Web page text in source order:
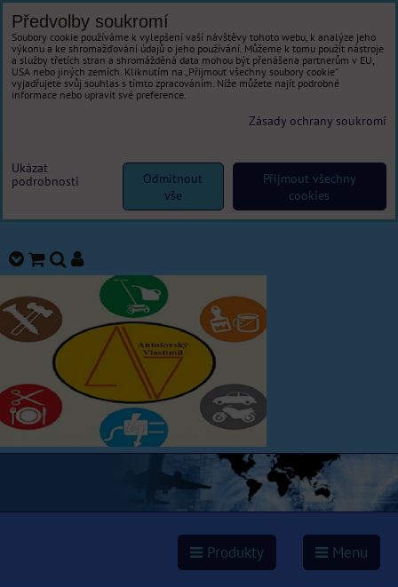
Produkty Menu
Předvolby soukromí
Soubory cookie používáme k vylepšení vaší návštěvy tohoto webu, k analýze jeho
výkonu a ke shromažďování údajů o jeho používání. Můžeme k tomu použít nástroje
a služby třetích stran a shromážděná data mohou být přenášena partnerům v EU,
USA nebo jiných zemích. Kliknutím na „Přijmout všechny soubory cookie“
vyjadřujete svůj souhlas s tímto zpracováním. Níže můžete najít podrobné
informace nebo upravit své preference.
Zásady ochrany soukromí
Ukázat
podrobnosti
Přijmout všechny
cookies
Odmítnout
vše